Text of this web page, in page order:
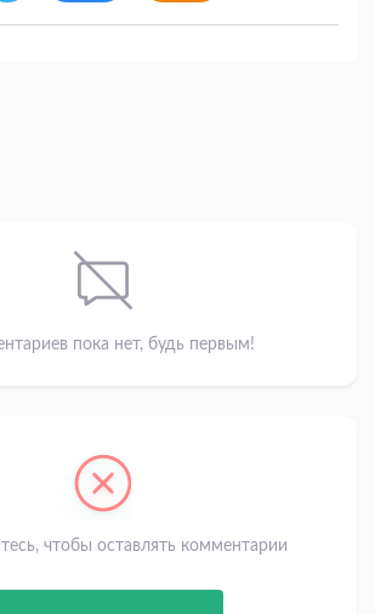
пока нет, будь первым!
чтобы оставлять комментарии